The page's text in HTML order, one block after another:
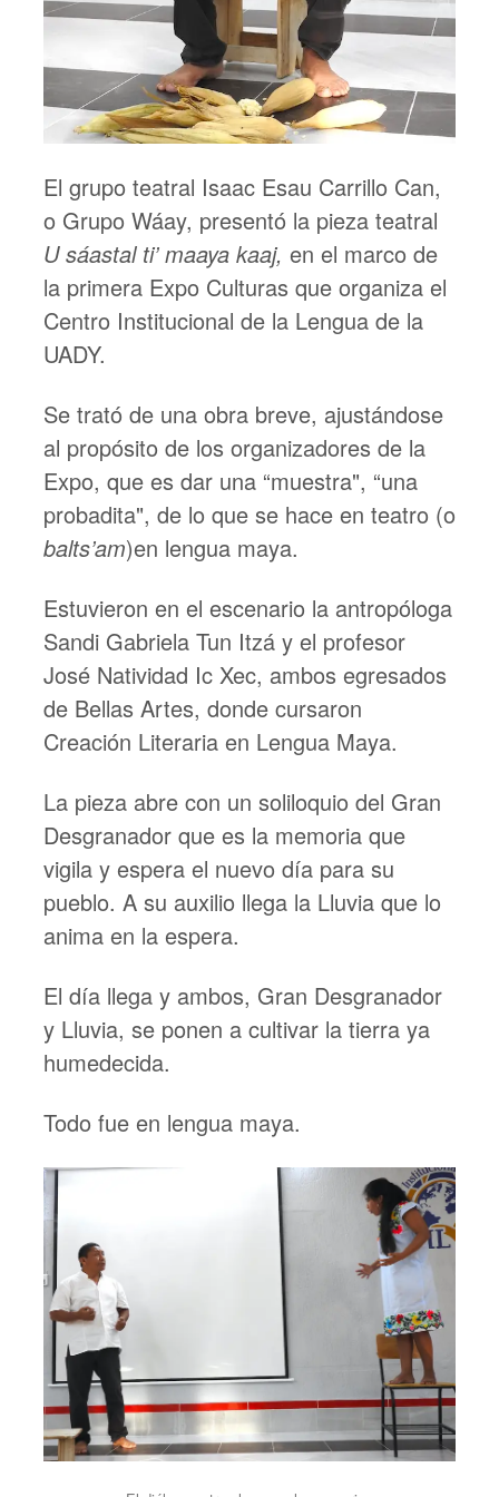
El grupo teatral Isaac Esau Carrillo Can,
o Grupo Wáay, presentó la pieza teatral
U sáastal ti’ maaya kaaj, en el marco de
la primera Expo Culturas que organiza el
Centro Institucional de la Lengua de la
UADY.
Se trató de una obra breve, ajustándose
al propósito de los organizadores de la
Expo, que es dar una “muestra", “una
probadita", de lo que se hace en teatro (o
balts’am)en lengua maya.
Estuvieron en el escenario la antropóloga
Sandi Gabriela Tun Itzá y el profesor
José Natividad Ic Xec, ambos egresados
de Bellas Artes, donde cursaron
Creación Literaria en Lengua Maya.
La pieza abre con un soliloquio del Gran
Desgranador que es la memoria que
vigila y espera el nuevo día para su
pueblo. A su auxilio llega la Lluvia que lo
anima en la espera.
El día llega y ambos, Gran Desgranador
y Lluvia, se ponen a cultivar la tierra ya
humedecida.
Todo fue en lengua maya.